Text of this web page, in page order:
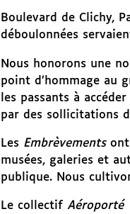
Boulevard de Clichy,
déboulonnées
Nous honorons une
point d’hommage au
les passants à
par des sollicitations
Les Embrèvementsont
musées, galeries et
publique. Nous
Le collectif Aéroporté